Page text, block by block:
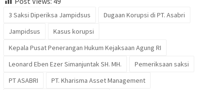
3 Saksi Diperiksa Jampidsus
Dugaan Korupsi di PT. Asabri
Jampidsus
Kasus korupsi
Kepala Pusat Penerangan Hukum Kejaksaan Agung RI
Leonard Eben Ezer Simanjuntak SH. MH.
Pemeriksaan saksi
PT ASABRI
PT. Kharisma Asset Management